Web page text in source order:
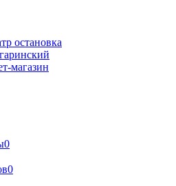
остановка
магазин
0
0